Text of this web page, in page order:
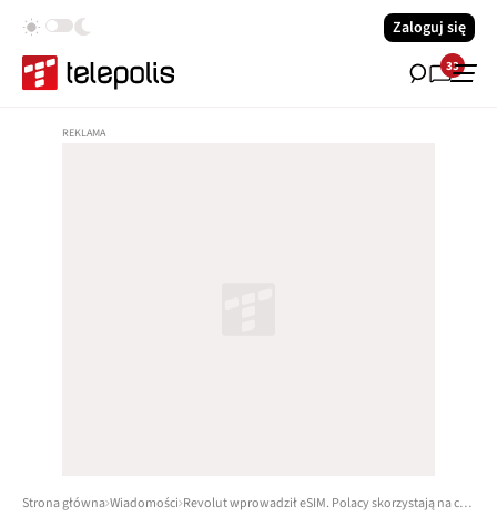
Zaloguj się
33
Strona główna Wiadomości Revolut wprowadził eSIM. Polacy skorzystają na całym świecie